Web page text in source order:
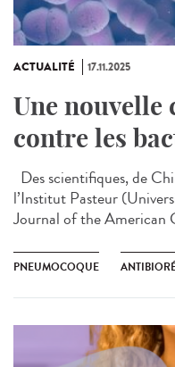
ACTUALITÉ 17.11.2025
Une nouvelle
contre les
Des scientifiques, de
l’Institut Pasteur
Journal of the American
PNEUMOCOQUE